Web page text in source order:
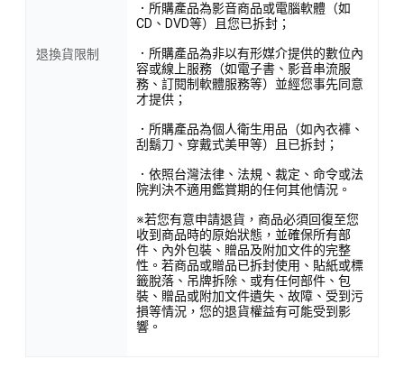
退換貨限制
．所購產品為影音商品或電腦軟體（如
CD、DVD等）且您已拆封；
．所購產品為非以有形媒介提供的數位內
容或線上服務（如電子書、影音串流服
務、訂閱制軟體服務等）並經您事先同意
才提供；
．所購產品為個人衛生用品（如內衣褲、
刮鬍刀、穿戴式美甲等）且已拆封；
．依照台灣法律、法規、裁定、命令或法
院判決不適用鑑賞期的任何其他情況。
※若您有意申請退貨，商品必須回復至您
收到商品時的原始狀態，並確保所有部
件、內外包裝、贈品及附加文件的完整
性。若商品或贈品已拆封使用、貼紙或標
籤脫落、吊牌拆除、或有任何部件、包
裝、贈品或附加文件遺失、故障、受到污
損等情況，您的退貨權益有可能受到影
響。